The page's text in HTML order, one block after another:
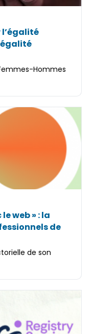
égalité
Hommes
web » : la
de
de son